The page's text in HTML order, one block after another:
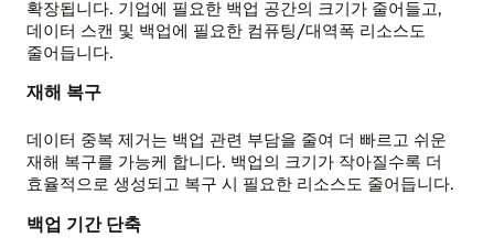
있습니다.
사후
처리
중복
제거
데이터를
스토리지에
기록한
뒤
확장됩니다. 기업에 필요한 백업 공간의 크기가 줄어들고,
데이터 스캔 및 백업에 필요한 컴퓨팅/대역폭 리소스도
줄어듭니다.
재해 복구
데이터 중복 제거는 백업 관련 부담을 줄여 더 빠르고 쉬운
재해 복구를 가능케 합니다. 백업의 크기가 작아질수록 더
효율적으로 생성되고 복구 시 필요한 리소스도 줄어듭니다.
백업 기간 단축